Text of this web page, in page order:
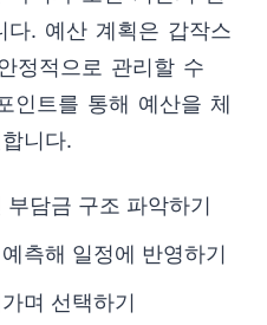
다. 예산 계획은 갑작스
정적으로 관리할 수
인트를 통해 예산을 체
니다.
담금 구조 파악하기
측해 일정에 반영하기
며 선택하기